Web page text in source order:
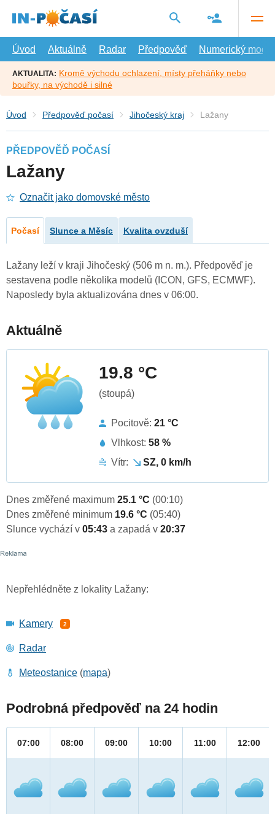
hlavní
Úvod
Aktuálně Radar Předpověď Numerický model
AKTUALITA: Kromě východu ochlazení, místy přeháňky nebo
bouřky, na východě i silné
Úvod Předpověď počasí Jihočeský kraj Lažany
PŘEDPOVĚĎ POČASÍ
Lažany
Označit jako domovské město
Počasí Slunce a Měsíc Kvalita ovzduší
Lažany leží v kraji Jihočeský (506 m n. m.). Předpověď je
sestavena podle několika modelů (ICON, GFS, ECMWF).
Naposledy byla aktualizována dnes v 06:00.
Aktuálně
19.8 °C
(stoupá)
Pocitově: 21 °C
Vlhkost: 58 %
Vítr:
SZ, 0 km/h
Dnes změřené maximum 25.1 °C (00:10)
Dnes změřené minimum 19.6 °C (05:40)
Slunce vychází v 05:43 a zapadá v 20:37
Nepřehlédněte z lokality Lažany:
Kamery 2
Radar
Meteostanice (mapa)
Podrobná předpověď na 24 hodin
07:00 08:00 09:00 10:00 11:00 12:00